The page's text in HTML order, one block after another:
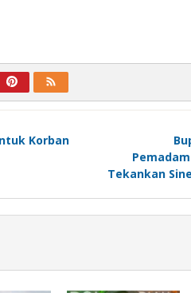
Korban
Tekankan